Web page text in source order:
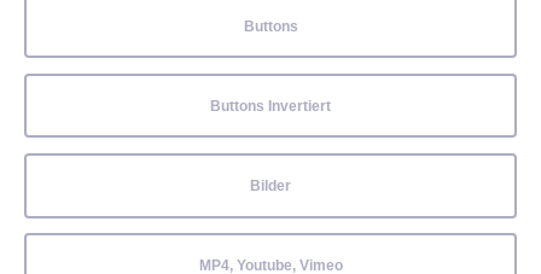
Buttons
Buttons Invertiert
Bilder
MP4, Youtube, Vimeo